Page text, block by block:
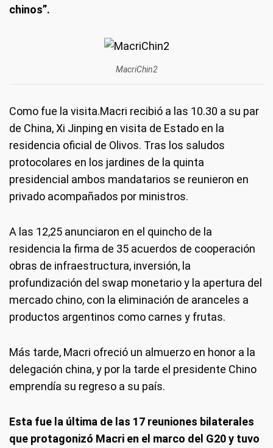
chinos”.
MacriChin2
Como fue la visita.Macri recibió a las 10.30 a su par
de China, Xi Jinping en visita de Estado en la
residencia oficial de Olivos. Tras los saludos
protocolares en los jardines de la quinta
presidencial ambos mandatarios se reunieron en
privado acompañados por ministros.
A las 12,25 anunciaron en el quincho de la
residencia la firma de 35 acuerdos de cooperación
obras de infraestructura, inversión, la
profundización del swap monetario y la apertura del
mercado chino, con la eliminación de aranceles a
productos argentinos como carnes y frutas.
Más tarde, Macri ofreció un almuerzo en honor a la
delegación china, y por la tarde el presidente Chino
emprendía su regreso a su país.
Esta fue la última de las 17 reuniones bilaterales
que protagonizó Macri en el marco del G20 y tuvo